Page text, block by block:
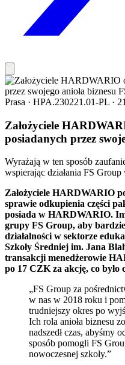
Prasa · HPA.230221.01-PL ·
Założyciele
posiadanych przez
Wyrażają w ten sposób
wspierając działania FS
Założyciele HARDWARIO
sprawie odkupienia części
posiada w HARDWARIO.
grupy FS Group, aby
działalności w sektorze
Szkoły Średniej im. Jana
transakcji menedżerowie
po 17 CZK za akcję, co było
„FS Group za
w nas w 2018 roku i
trudniejszy okres po
Ich rola anioła biznesu
nadszedł czas, abyśmy
sposób pomogli FS
nowoczesnej szkoły.”